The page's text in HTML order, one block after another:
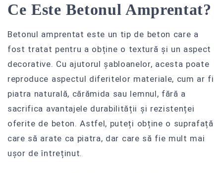
Ce Este Betonul Amprentat?
Betonul amprentat este un tip de beton care a
fost tratat pentru a obține o textură și un aspect
decorative. Cu ajutorul șabloanelor, acesta poate
reproduce aspectul diferitelor materiale, cum ar fi
piatra naturală, cărămida sau lemnul, fără a
sacrifica avantajele durabilității și rezistenței
oferite de beton. Astfel, puteți obține o suprafață
care să arate ca piatra, dar care să fie mult mai
ușor de întreținut.